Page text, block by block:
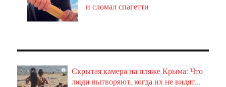
и сломал спагетти
i
Скрытая камера на пляже Крыма: Что
люди вытворяют, когда их не видят...